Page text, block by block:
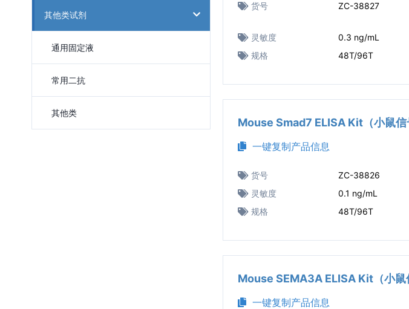
货号 ZC-38827
灵敏度
0.3 ng/mL
规格
48T/96T
Mouse Smad7 ELISA Kit（小鼠信
一键复制产品信息
货号 ZC-38826
灵敏度
0.1 ng/mL
规格
48T/96T
Mouse SEMA3A ELISA Kit（小鼠
一键复制产品信息
其他类试剂
通用固定液
常用二抗
其他类